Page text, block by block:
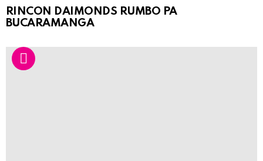
RINCON DAIMONDS RUMBO PA
BUCARAMANGA